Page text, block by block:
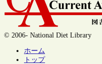
© 2006- National Diet Library
ホーム
トップ